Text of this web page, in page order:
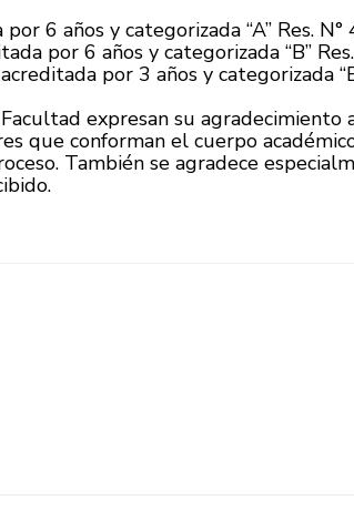
6 años y categorizada “A” Res. N°
por 6 años y categorizada “B”
por 3 años y categorizada
expresan su agradecimiento
que conforman el cuerpo
También se agradece